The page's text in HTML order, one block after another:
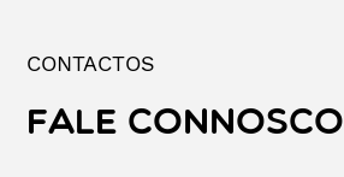
CONTACTOS
FALE CONNOSCO